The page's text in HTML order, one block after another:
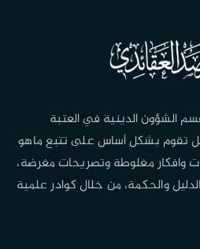
الشؤون الدينية في العتبة
تقوم بشكل أساس على تتبع ماهو
وافكار مغلوطة وتصريحات مغرضة،
والحكمة، من خلال كوادر علمية